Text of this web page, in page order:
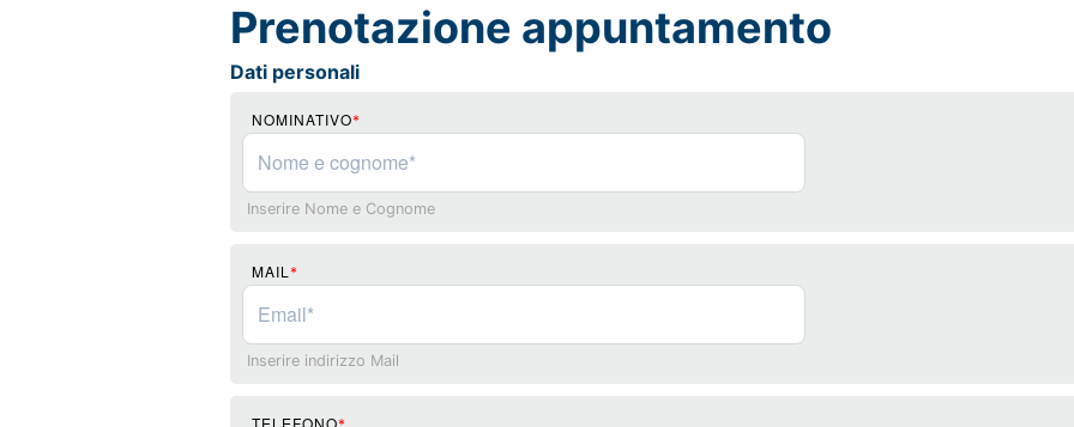
Prenotazione appuntamento
Dati personali
NOMINATIVO*
Inserire Nome e Cognome
MAIL *
Inserire indirizzo Mail
TELEFONO